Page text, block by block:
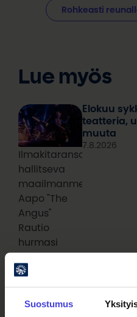
Suostumus
Rohkeasti
Lue myös
Ilmakitaransoiton
hallitseva
maailmanmestari
Aapo "The
Angus"
Rautio
hurmasi
että
viime
Elokuu
teatteria,
muuta
7.8.2026